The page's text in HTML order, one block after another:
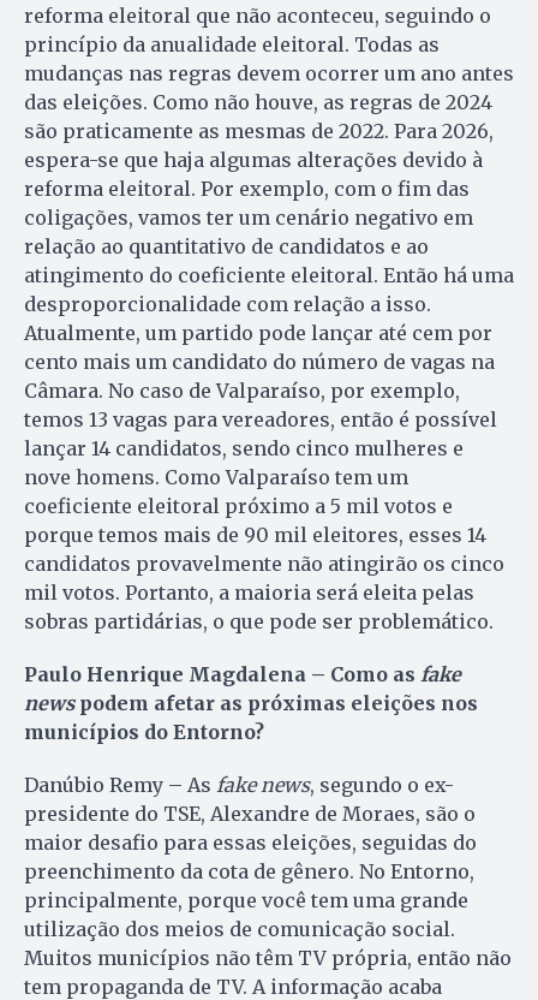
reforma eleitoral que não aconteceu, seguindo o
princípio da anualidade eleitoral. Todas as
mudanças nas regras devem ocorrer um ano antes
das eleições. Como não houve, as regras de 2024
são praticamente as mesmas de 2022. Para 2026,
espera-se que haja algumas alterações devido à
reforma eleitoral. Por exemplo, com o fim das
coligações, vamos ter um cenário negativo em
relação ao quantitativo de candidatos e ao
atingimento do coeficiente eleitoral. Então há uma
desproporcionalidade com relação a isso.
Atualmente, um partido pode lançar até cem por
cento mais um candidato do número de vagas na
Câmara. No caso de Valparaíso, por exemplo,
temos 13 vagas para vereadores, então é possível
lançar 14 candidatos, sendo cinco mulheres e
nove homens. Como Valparaíso tem um
coeficiente eleitoral próximo a 5 mil votos e
porque temos mais de 90 mil eleitores, esses 14
candidatos provavelmente não atingirão os cinco
mil votos. Portanto, a maioria será eleita pelas
sobras partidárias, o que pode ser problemático.
Paulo Henrique Magdalena – Como as fake
newspodem afetar as próximas eleições nos
municípios do Entorno?
Danúbio Remy – As fake news, segundo o ex-
presidente do TSE, Alexandre de Moraes, são o
maior desafio para essas eleições, seguidas do
preenchimento da cota de gênero. No Entorno,
principalmente, porque você tem uma grande
utilização dos meios de comunicação social.
Muitos municípios não têm TV própria, então não
tem propaganda de TV. A informação acaba